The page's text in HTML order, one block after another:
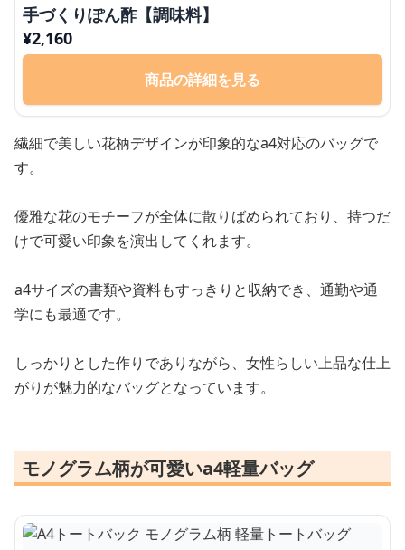
手づくりぽん酢【調味料】
¥2,160
商品の詳細を見る
繊細で美しい花柄デザインが印象的なa4対応のバッグで
す。
優雅な花のモチーフが全体に散りばめられており、持つだ
けで可愛い印象を演出してくれます。
a4サイズの書類や資料もすっきりと収納でき、通勤や通
学にも最適です。
しっかりとした作りでありながら、女性らしい上品な仕上
がりが魅力的なバッグとなっています。
モノグラム柄が可愛いa4軽量バッグ